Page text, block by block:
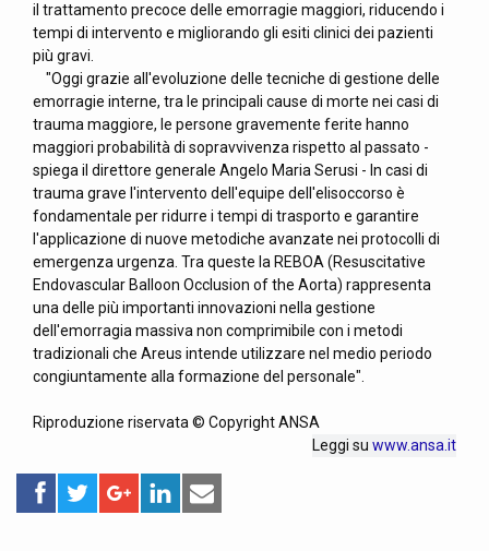
il trattamento precoce delle emorragie maggiori, riducendo i
tempi di intervento e migliorando gli esiti clinici dei pazienti
più gravi.
"Oggi grazie all'evoluzione delle tecniche di gestione delle
emorragie interne, tra le principali cause di morte nei casi di
trauma maggiore, le persone gravemente ferite hanno
maggiori probabilità di sopravvivenza rispetto al passato -
spiega il direttore generale Angelo Maria Serusi - In casi di
trauma grave l'intervento dell'equipe dell'elisoccorso è
fondamentale per ridurre i tempi di trasporto e garantire
l'applicazione di nuove metodiche avanzate nei protocolli di
emergenza urgenza. Tra queste la REBOA (Resuscitative
Endovascular Balloon Occlusion of the Aorta) rappresenta
una delle più importanti innovazioni nella gestione
dell'emorragia massiva non comprimibile con i metodi
tradizionali che Areus intende utilizzare nel medio periodo
congiuntamente alla formazione del personale".
Riproduzione riservata © Copyright ANSA
Leggi su www.ansa.it